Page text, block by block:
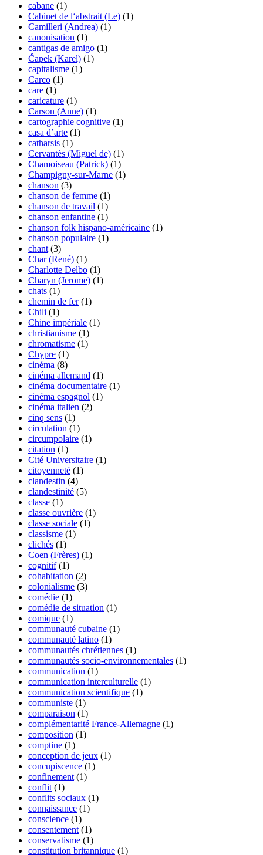
cabane (1)
Cabinet de l‘abstrait (Le) (1)
Camilleri (Andrea) (1)
canonisation (1)
cantigas de amigo (1)
Čapek (Karel) (1)
capitalisme (1)
Carco (1)
care (1)
caricature (1)
Carson (Anne) (1)
cartographie cognitive (1)
casa d’arte (1)
catharsis (1)
Cervantès (Miguel de) (1)
Chamoiseau (Patrick) (1)
Champigny-sur-Marne (1)
chanson (3)
chanson de femme (1)
chanson de travail (1)
chanson enfantine (1)
chanson folk hispano-américaine (1)
chanson populaire (1)
chant (3)
Char (René) (1)
Charlotte Delbo (1)
Charyn (Jerome) (1)
chats (1)
chemin de fer (1)
Chili (1)
Chine impériale (1)
christianisme (1)
chromatisme (1)
Chypre (1)
cinéma (8)
cinéma allemand (1)
cinéma documentaire (1)
cinéma espagnol (1)
cinéma italien (2)
cinq sens (1)
circulation (1)
circumpolaire (1)
citation (1)
Cité Universitaire (1)
citoyenneté (1)
clandestin (4)
clandestinité (5)
classe (1)
classe ouvrière (1)
classe sociale (1)
classisme (1)
clichés (1)
Coen (Frères) (1)
cognitif (1)
cohabitation (2)
colonialisme (3)
comédie (1)
comédie de situation (1)
comique (1)
communauté cubaine (1)
communauté latino (1)
communautés chrétiennes (1)
communautés socio-environnementales (1)
communication (1)
communication interculturelle (1)
communication scientifique (1)
communiste (1)
comparaison (1)
complémentarité France-Allemagne (1)
composition (1)
comptine (1)
conception de jeux (1)
concupiscence (1)
confinement (1)
conflit (1)
conflits sociaux (1)
connaissance (1)
conscience (1)
consentement (1)
conservatisme (1)
constitution britannique (1)